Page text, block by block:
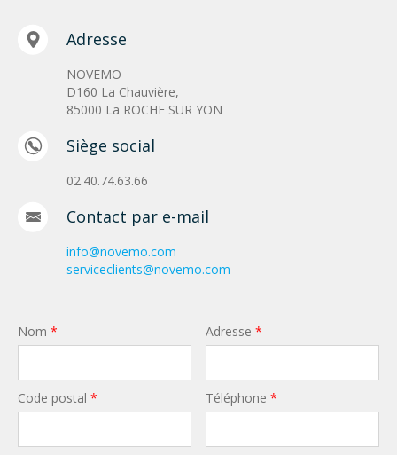
Adresse
NOVEMO
D160 La Chauvière,
85000 La ROCHE SUR YON
Siège social
02.40.74.63.66
Contact par e-mail
info@novemo.com
serviceclients@novemo.com
Nom * Adresse*
Code postal * Téléphone*